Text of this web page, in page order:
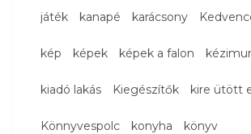
játék kanapé karácsony
kép képek képek a falon
kiadó lakás Kiegészítők kire ütött
Könnyvespolc konyha könyv